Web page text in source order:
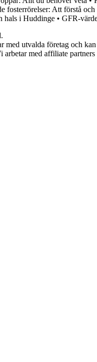
fosterrörelser: Att förstå
hals i Huddinge • GFR-
med utvalda företag och
med affiliate